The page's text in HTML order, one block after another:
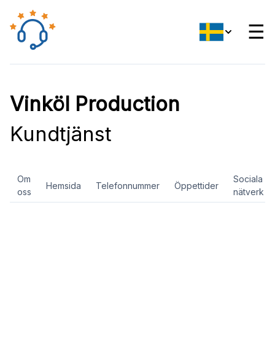
☰
Vinköl Production
Kundtjänst
Om
oss
Hemsida Telefonnummer Öppettider
Sociala
nätverk